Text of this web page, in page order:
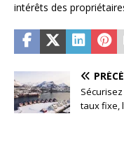
intérêts des
taux fixe,